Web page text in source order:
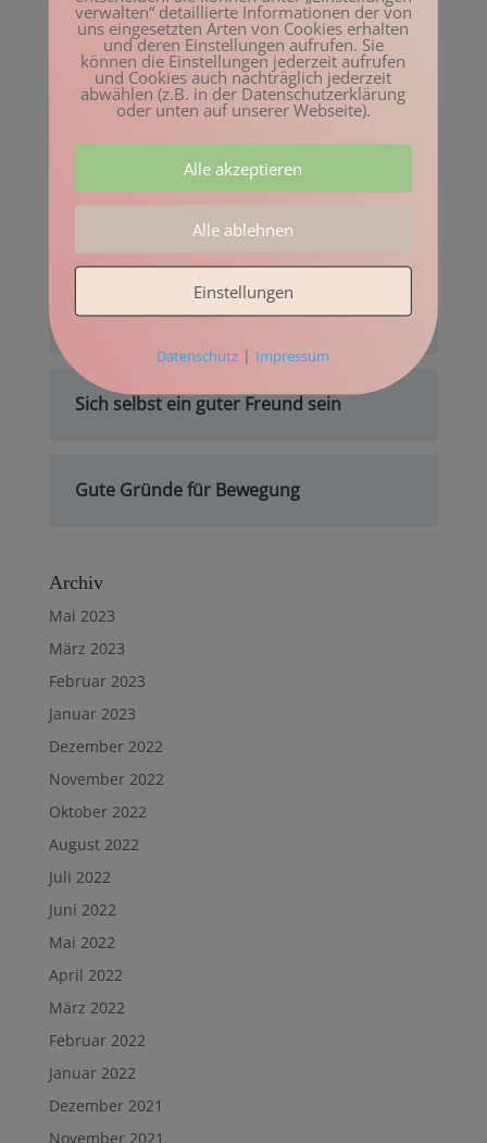
Beliebte Beiträge
Movement Intelligence –
Das mache ich bestimmt demnächst
Das Anderssein in Beziehungen
wertschätzen
Sich selbst ein guter Freund sein
Gute Gründe für Bewegung
Archiv
Mai 2023
März 2023
Februar 2023
Januar 2023
Dezember 2022
November 2022
Oktober 2022
August 2022
Juli 2022
Juni 2022
Mai 2022
April 2022
März 2022
Februar 2022
Januar 2022
Dezember 2021
November 2021
verwalten“ detaillierte Informationen der von
uns eingesetzten Arten von Cookies erhalten
und deren Einstellungen aufrufen. Sie
können die Einstellungen jederzeit aufrufen
und Cookies auch nachträglich jederzeit
abwählen (z.B. in der Datenschutzerklärung
oder unten auf unserer Webseite).
Alle akzeptieren
Alle ablehnen
Einstellungen
Datenschutz | Impressum